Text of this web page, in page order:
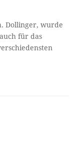
Dollinger, wurde
für das